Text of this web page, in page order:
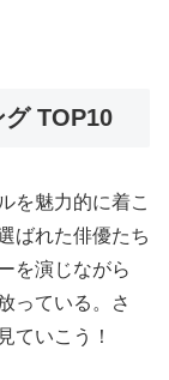
TOP10
を魅力的に着こ
ばれた俳優たち
を演じながら
っている。さ
ていこう！